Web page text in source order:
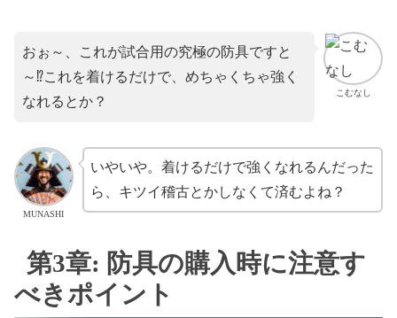
こむなし
おぉ～、これが試合用の究極の防具ですと
～⁉これを着けるだけで、めちゃくちゃ強く
なれるとか？
MUNASHI
いやいや。着けるだけで強くなれるんだった
ら、キツイ稽古とかしなくて済むよね？
第3章: 防具の購入時に注意す
べきポイント